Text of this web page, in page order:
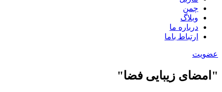
چمن
وبلاگ
درباره ما
ارتباط باما
عضویت
"امضای زیبایی فضا"